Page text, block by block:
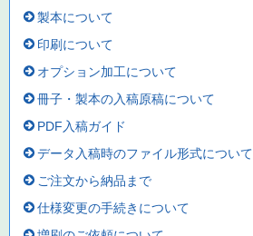
製本について
印刷について
オプション加工について
冊子・製本の入稿原稿について
PDF入稿ガイド
データ入稿時のファイル形式について
ご注文から納品まで
仕様変更の手続きについて